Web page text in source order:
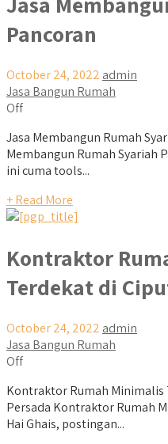
Pancoran
October 24, 2022 admin
Jasa Bangun Rumah
Off
Jasa Membangun Rumah
Membangun Rumah Syariah
ini cuma tools...
+ Read More
Kontraktor
Terdekat di
October 24, 2022 admin
Jasa Bangun Rumah
Off
Kontraktor Rumah Minimalis
Persada Kontraktor Rumah
Hai Ghais, postingan...